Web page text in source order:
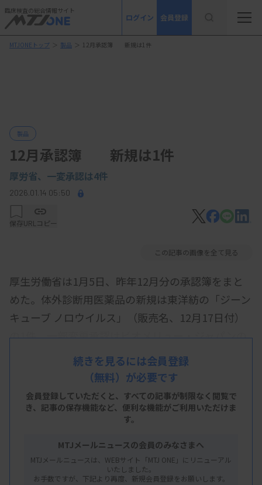
臨床検査の総合情報サイト
ログイン 会員登録
MTJONEトップ ＞ 製品 ＞ 12月承認簿 新規は1件
製品
12月承認簿 新規は1件
厚労省、 一変承認は4件
2026.01.14 05:50
保存URLコピー
この記事の画像を全て見る
厚生労働省は1月5日、昨年12月分の承認簿をまと
めた。体外診断用医薬品の新規は東洋紡の「ジーン
キューブ ノロウイルス」（販売名、12月17日付）
の1件、一部変更承認はビオメリュー・ジャパンの
「BioFire血液培養パネル2」（12月4日付）など4件
一覧は次の通り。
続きを見るには会員登録
（無料）が必要です
会員登録していただくと、すべての記事が制限なく閲覧で
き、 記事の保存機能など、便利な機能がご利用いただけま
す。
MTJメールニュースの会員のみなさまへ
MTJメールニュースは、WEBサイト「MTJ ONE」にリニューアル
いたしました。
お手数ですが、下記より再度、新規会員登録をお願いします。